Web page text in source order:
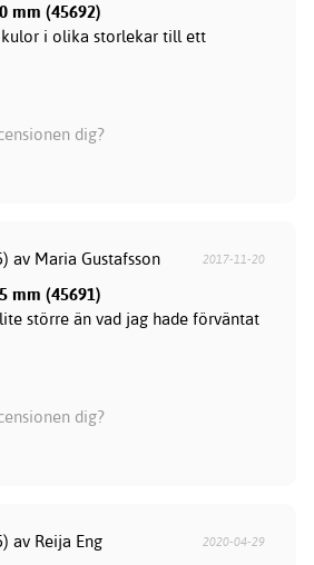
mm (45692)
kulor i olika storlekar till ett
dig?
av Maria Gustafsson 2017-11-20
mm (45691)
större än vad jag hade förväntat
dig?
av Reija Eng 2020-04-29